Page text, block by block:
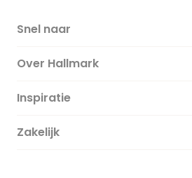
Snel naar
Over Hallmark
Over ons
Duurzaamheid
Inspiratie
Magazine
Zakelijk